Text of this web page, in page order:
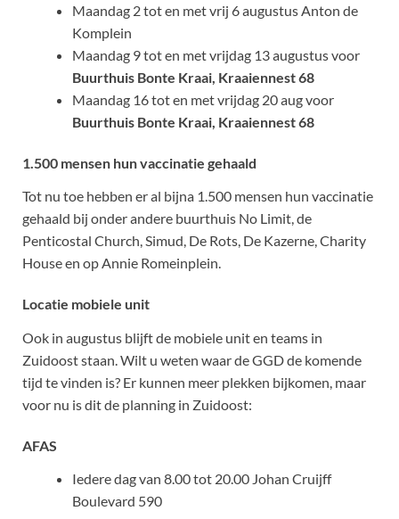
Maandag 2 tot en met vrij 6 augustus Anton de
Komplein
Maandag 9 tot en met vrijdag 13 augustus voor
Buurthuis Bonte Kraai, Kraaiennest 68
Maandag 16 tot en met vrijdag 20 aug voor
Buurthuis Bonte Kraai, Kraaiennest 68
1.500 mensen hun vaccinatie gehaald
Tot nu toe hebben er al bijna 1.500 mensen hun vaccinatie
gehaald bij onder andere buurthuis No Limit, de
Penticostal Church, Simud, De Rots, De Kazerne, Charity
House en op Annie Romeinplein.
Locatie mobiele unit
Ook in augustus blijft de mobiele unit en teams in
Zuidoost staan. Wilt u weten waar de GGD de komende
tijd te vinden is? Er kunnen meer plekken bijkomen, maar
voor nu is dit de planning in Zuidoost:
AFAS
Iedere dag van 8.00 tot 20.00 Johan Cruijff
Boulevard 590